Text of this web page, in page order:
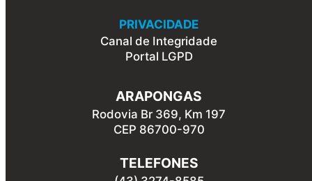
PRIVACIDADE
Canal de Integridade
Portal LGPD
ARAPONGAS
Rodovia Br 369, Km 197
CEP 86700-970
TELEFONES